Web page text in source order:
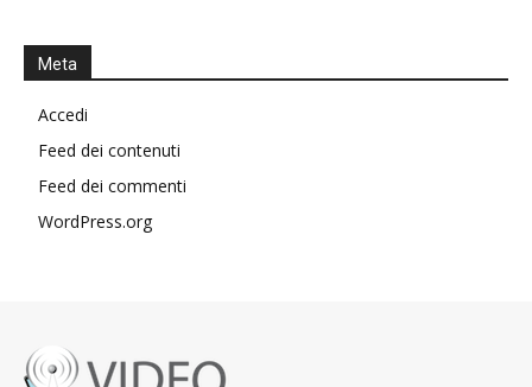
Meta
Accedi
Feed dei contenuti
Feed dei commenti
WordPress.org